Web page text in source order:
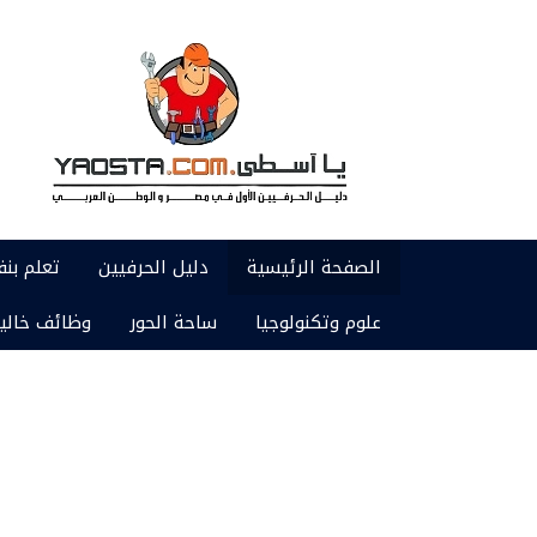
الصفحة الرئيسية دليل الحرفيين تعلم
علوم وتكنولوجيا
ساحة الحور وظائف